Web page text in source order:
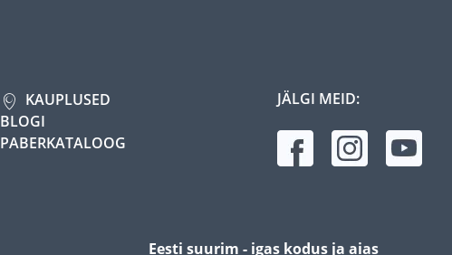
KAUPLUSED
BLOGI
PABERKATALOOG
JÄLGI MEID:
Eesti suurim - igas kodus ja aias